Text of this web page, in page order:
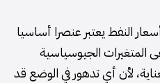
النفط يعتبر عنصرا أساسيا
المتغيرات الجيوسياسية
لأن أي تدهور في الوضع قد